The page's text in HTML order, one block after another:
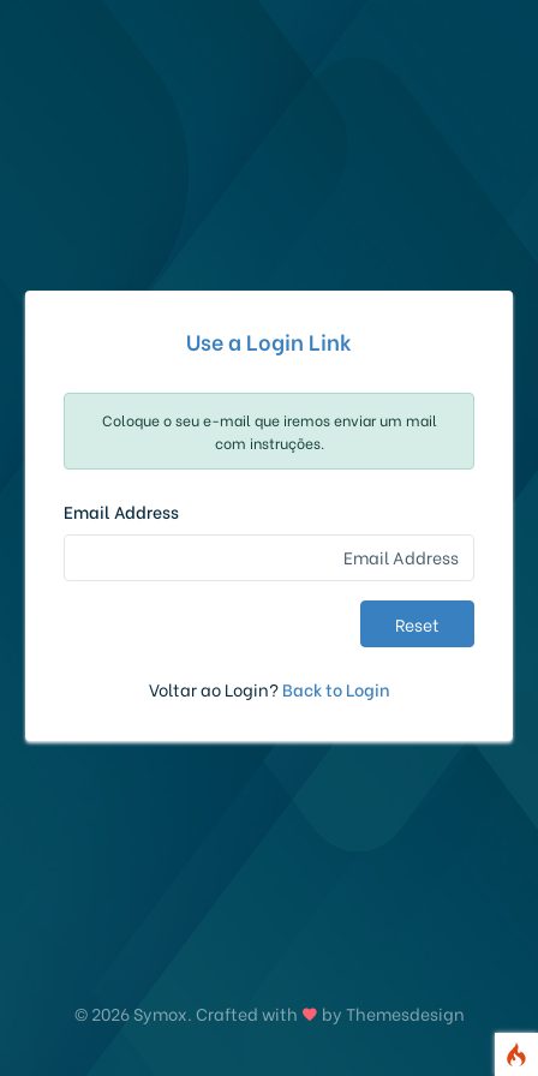
Use a Login Link
Coloque o seu e-mail que iremos enviar um mail
com instruções.
Email Address
Reset
Voltar ao Login?Back to Login
©2026 Symox. Crafted with by Themesdesign